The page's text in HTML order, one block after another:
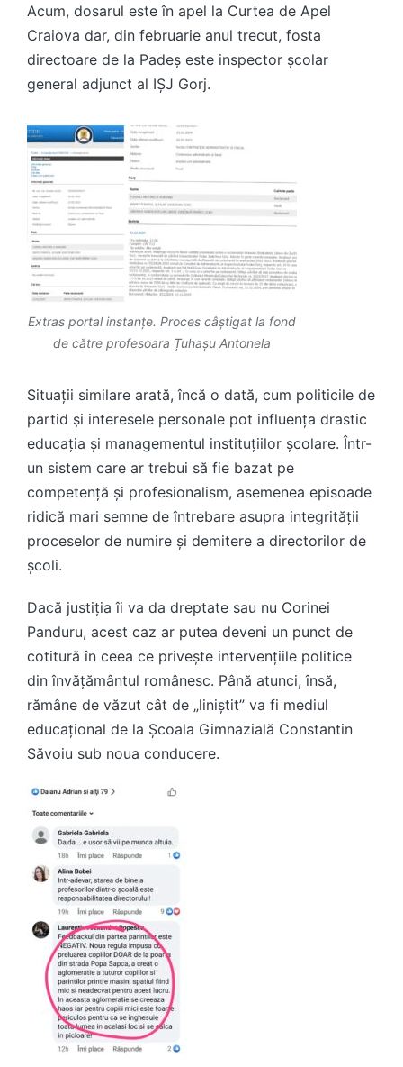
Acum, dosarul este în apel la Curtea de Apel
Craiova dar, din februarie anul trecut, fosta
directoare de la Padeș este inspector școlar
general adjunct al IȘJ Gorj.
Extras portal instanțe. Proces câștigat la fond
de către profesoara Țuhașu Antonela
Situații similare arată, încă o dată, cum politicile de
partid și interesele personale pot influența drastic
educația și managementul instituțiilor școlare. Într-
un sistem care ar trebui să fie bazat pe
competență și profesionalism, asemenea episoade
ridică mari semne de întrebare asupra integrității
proceselor de numire și demitere a directorilor de
școli.
Dacă justiția îi va da dreptate sau nu Corinei
Panduru, acest caz ar putea deveni un punct de
cotitură în ceea ce privește intervențiile politice
din învățământul românesc. Până atunci, însă,
rămâne de văzut cât de „liniștit” va fi mediul
educațional de la Școala Gimnazială Constantin
Săvoiu sub noua conducere.